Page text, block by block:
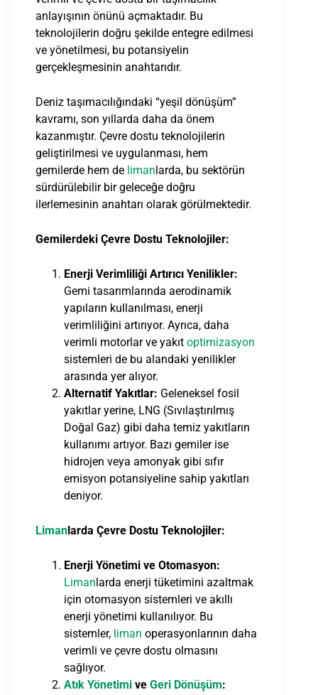
anlayışının önünü açmaktadır. Bu
teknolojilerin doğru şekilde entegre edilmesi
ve yönetilmesi, bu potansiyelin
gerçekleşmesinin anahtarıdır.
Deniz taşımacılığındaki “yeşil dönüşüm”
kavramı, son yıllarda daha da önem
kazanmıştır. Çevre dostu teknolojilerin
geliştirilmesi ve uygulanması, hem
gemilerde hem de limanlarda, bu sektörün
sürdürülebilir bir geleceğe doğru
ilerlemesinin anahtarı olarak görülmektedir.
Gemilerdeki Çevre Dostu Teknolojiler:
Enerji Verimliliği Artırıcı Yenilikler:
Gemi tasarımlarında aerodinamik
yapıların kullanılması, enerji
verimliliğini artırıyor. Ayrıca, daha
verimli motorlar ve yakıt optimizasyon
sistemleri de bu alandaki yenilikler
arasında yer alıyor.
Alternatif Yakıtlar: Geleneksel fosil
yakıtlar yerine, LNG (Sıvılaştırılmış
Doğal Gaz) gibi daha temiz yakıtların
kullanımı artıyor. Bazı gemiler ise
hidrojen veya amonyak gibi sıfır
emisyon potansiyeline sahip yakıtları
deniyor.
Limanlarda Çevre Dostu Teknolojiler:
Enerji Yönetimi ve Otomasyon:
Limanlarda enerji tüketimini azaltmak
için otomasyon sistemleri ve akıllı
enerji yönetimi kullanılıyor. Bu
sistemler, liman operasyonlarının daha
verimli ve çevre dostu olmasını
sağlıyor.
Atık Yönetimi ve Geri Dönüşüm: